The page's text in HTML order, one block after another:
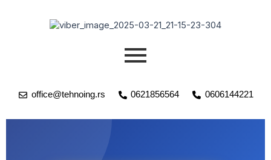
office@tehnoing.rs 0621856564 0606144221